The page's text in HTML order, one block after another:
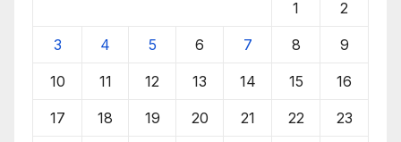
1 2
3 4 5 6 7 8 9
10 11 12 13 14 15 16
17 18 19 20 21 22 23